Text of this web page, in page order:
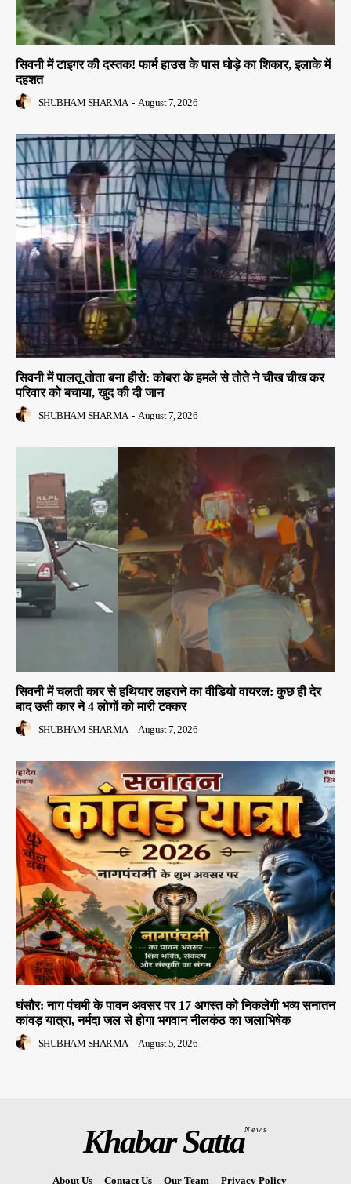
सिवनी में टाइगर की दस्तक! फार्म हाउस के पास घोड़े का शिकार, इलाके में
दहशत
SHUBHAM SHARMA - August 7, 2026
सिवनी में पालतू तोता बना हीरो: कोबरा के हमले से तोते ने चीख चीख कर
परिवार को बचाया, खुद की दी जान
SHUBHAM SHARMA - August 7, 2026
सिवनी में चलती कार से हथियार लहराने का वीडियो वायरल: कुछ ही देर
बाद उसी कार ने 4 लोगों को मारी टक्कर
SHUBHAM SHARMA - August 7, 2026
घंसौर: नाग पंचमी के पावन अवसर पर 17 अगस्त को निकलेगी भव्य सनातन
कांवड़ यात्रा, नर्मदा जल से होगा भगवान नीलकंठ का जलाभिषेक
SHUBHAM SHARMA - August 5, 2026
Khabar SattaNews
About Us Contact Us Our Team Privacy Policy